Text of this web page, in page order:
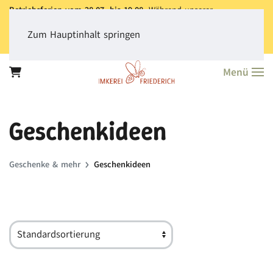
Betriebsferien vom 28.07. bis 19.08.Während unserer
dass derVersand aller Bestellungen erst ab dem 20.08.
Vielen Dank für Ihr Verständnis!
Zum Hauptinhalt springen
Menü
Geschenkideen
Geschenke & mehr Geschenkideen